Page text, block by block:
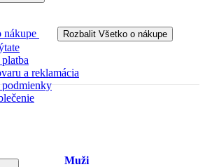
nákupe
Rozbalit Všetko o nákupe
a reklamácia
Muži